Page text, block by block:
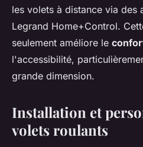
les volets à distance via des
Legrand Home+Control.
seulement améliore le
l'accessibilité,
grande dimension.
Installation et
volets roulants